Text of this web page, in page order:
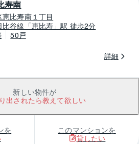
寿南
比寿南１丁目
谷線「恵比寿」駅 徒歩2分
50戸
詳細
新しい物件が
出されたら教えて欲しい
を
このマンションを
貸したい